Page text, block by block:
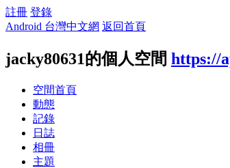
註冊 登錄
Android 台灣中文網 返回首頁
jacky80631的個人空間 https://
空間首頁
動態
記錄
日誌
相冊
主題